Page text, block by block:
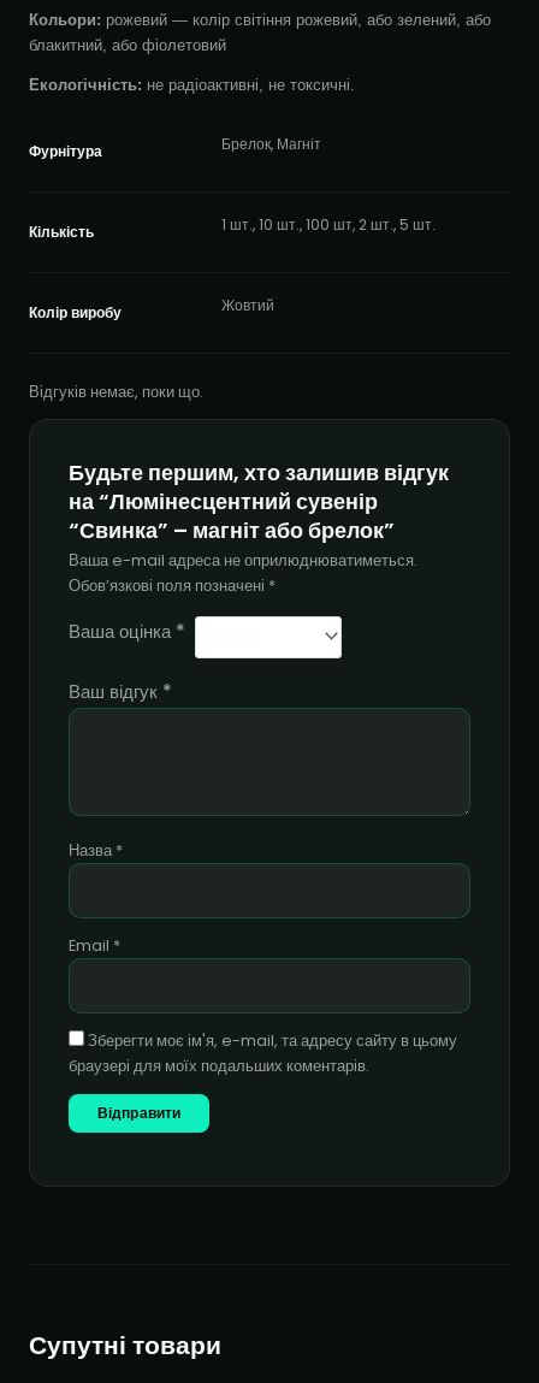
Кольори: рожевий — колір світіння рожевий, або зелений, або
блакитний, або фіолетовий
Екологічність: не радіоактивні, не токсичні.
Фурнітура Брелок, Магніт
Кількість 1 шт., 10 шт., 100 шт, 2 шт., 5 шт.
Колір виробу Жовтий
Відгуків немає, поки що.
Будьте першим, хто залишив відгук
на “Люмінесцентний сувенір
“Свинка” – магніт або брелок”
Ваша e-mail адреса не оприлюднюватиметься.
Обов’язкові поля позначені *
Ваша оцінка*
Ваш відгук *
Назва *
Email *
Зберегти моє ім'я, e-mail, та адресу сайту в цьому
браузері для моїх подальших коментарів.
Супутні товари